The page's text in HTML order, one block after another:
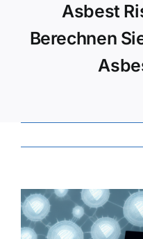
Asbest
Berechnen
Zeige
grösseres
Bild